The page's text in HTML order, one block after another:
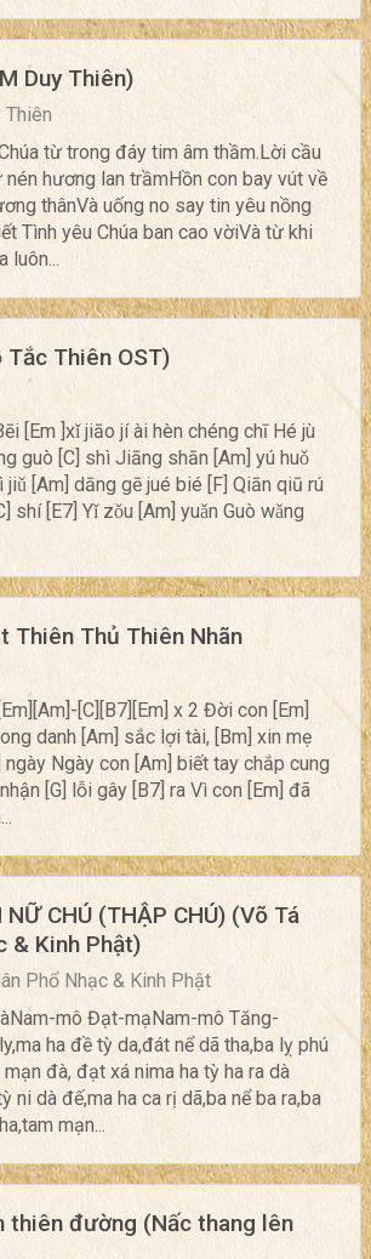
Duy Thiên)
Thiên
từ trong đáy tim âm thầm.Lời cầu
nén hương lan trầmHồn con bay vút về
thânVà uống no say tin yêu nồng
Tình yêu Chúa ban cao vờiVà từ khi
luôn...
Thiên OST)
[Em ]xǐ jiāo jí ài hèn chéng chī Hé jù
guò [C] shì Jiāng shān [Am] yú huǒ
jiǔ [Am] dāng gē jué bié [F] Qiān qiū rú
shí [E7] Yǐ zǒu [Am] yuǎn Guò wǎng
Thiên Thủ Thiên Nhãn
[C][B7][Em] x 2 Đời con [Em]
danh [Am] sắc lợi tài, [Bm] xin mẹ
Ngày con [Am] biết tay chắp cung
[G] lỗi gây [B7] ra Vì con [Em] đã
NỮ CHÚ (THẬP CHÚ) (Võ Tá
& Kinh Phật)
Phổ Nhạc & Kinh Phật
mô Đạt-mạNam-mô Tăng-
ha đề tỳ da,đát nể dã tha,ba lỵ phú
mạn đà, đạt xá nima ha tỳ ha ra dà
ni dà đế,ma ha ca rị dã,ba nể ba ra,ba
mạn...
thiên đường (Nấc thang lên